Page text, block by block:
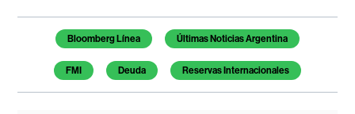
Temas de este artículo
Bloomberg Línea Últimas Noticias Argentina
FMI Deuda Reservas Internacionales